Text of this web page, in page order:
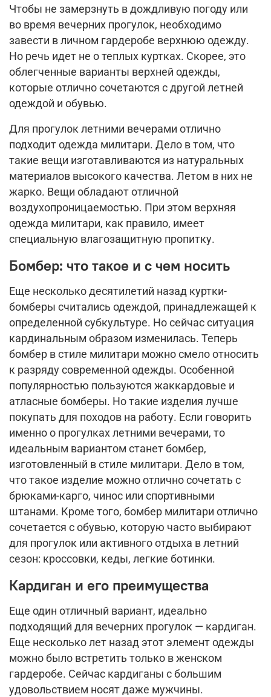
Чтобы не замерзнуть в дождливую погоду или
во время вечерних прогулок, необходимо
завести в личном гардеробе верхнюю одежду.
Но речь идет не о теплых куртках. Скорее, это
облегченные варианты верхней одежды,
которые отлично сочетаются с другой летней
одеждой и обувью.
Для прогулок летними вечерами отлично
подходит одежда милитари. Дело в том, что
такие вещи изготавливаются из натуральных
материалов высокого качества. Летом в них не
жарко. Вещи обладают отличной
воздухопроницаемостью. При этом верхняя
одежда милитари, как правило, имеет
специальную влагозащитную пропитку.
Бомбер: что такое и с чем носить
Еще несколько десятилетий назад куртки-
бомберы считались одеждой, принадлежащей к
определенной субкультуре. Но сейчас ситуация
кардинальным образом изменилась. Теперь
бомбер в стиле милитари можно смело относить
к разряду современной одежды. Особенной
популярностью пользуются жаккардовые и
атласные бомберы. Но такие изделия лучше
покупать для походов на работу. Если говорить
именно о прогулках летними вечерами, то
идеальным вариантом станет бомбер,
изготовленный в стиле милитари. Дело в том,
что такое изделие можно отлично сочетать с
брюками-карго, чинос или спортивными
штанами. Кроме того, бомбер милитари отлично
сочетается с обувью, которую часто выбирают
для прогулок или активного отдыха в летний
сезон: кроссовки, кеды, легкие ботинки.
Кардиган и его преимущества
Еще один отличный вариант, идеально
подходящий для вечерних прогулок — кардиган.
Еще несколько лет назад этот элемент одежды
можно было встретить только в женском
гардеробе. Сейчас кардиганы с большим
удовольствием носят даже мужчины.